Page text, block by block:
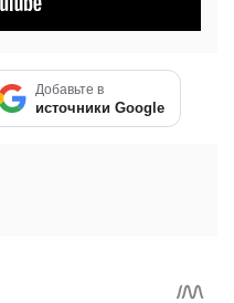
Добавьте в
источники Google